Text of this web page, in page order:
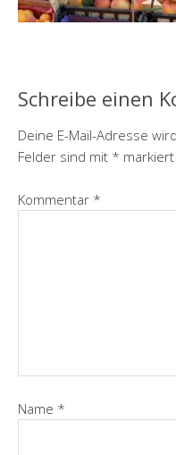
Schreibe einen
Deine E-Mail-Adresse
Felder sind mit * markiert
Kommentar *
Name *